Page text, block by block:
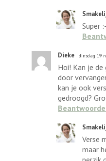
Super
Dieke dinsdag 19
Hoi! Kan je de
door
kan je ook
gedroogd?
Verse
maar